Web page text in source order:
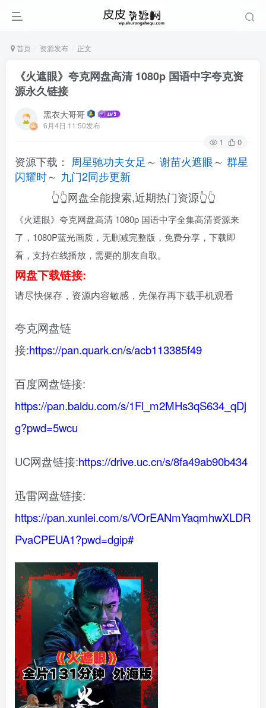
首页 资源发布 正文
《火遮眼》夸克网盘高清 1080p 国语中字夸克资
源永久链接
黑衣大哥哥
6月4日 11:50发布
1 0
资源下载： 周星驰功夫女足 ～ 谢苗火遮眼～ 群星
闪耀时～ 九门2同步更新
👆👆网盘全能搜索,近期热门资源👆👆
《火遮眼》夸克网盘高清 1080p 国语中字全集高清资源来
了，1080P蓝光画质，无删减完整版，免费分享，下载即
看，支持在线播放，需要的朋友自取。
网盘下载链接:
请尽快保存，资源内容敏感，先保存再下载手机观看
夸克网盘链
接:https://pan.quark.cn/s/acb113385f49
百度网盘链接:
https://pan.baidu.com/s/1Fl_m2MHs3qS634_qDj
g?pwd=5wcu
UC网盘链接:https://drive.uc.cn/s/8fa49ab90b434
迅雷网盘链接:
https://pan.xunlei.com/s/VOrEANmYaqmhwXLDR
PvaCPEUA1?pwd=dgip#